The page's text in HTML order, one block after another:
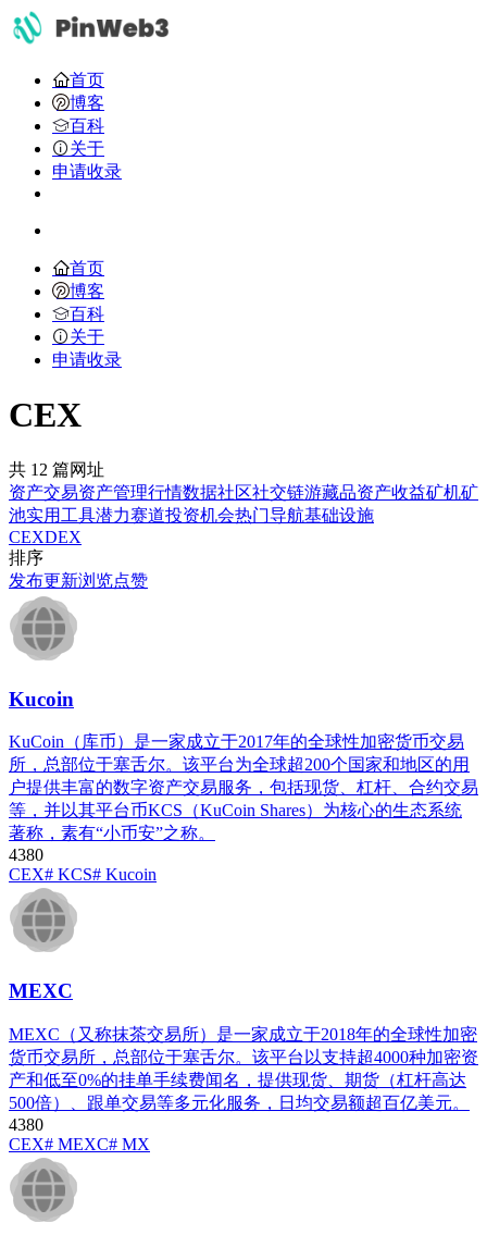
首页
博客
百科
关于
申请收录
首页
博客
百科
关于
申请收录
CEX
共 12 篇网址
资产交易资产管理行情数据社区社交链游藏品资产收益矿机矿
池实用工具潜力赛道投资机会热门导航基础设施
CEXDEX
排序
发布更新浏览点赞
Kucoin
KuCoin（库币）是一家成立于2017年的全球性加密货币交易
所，总部位于塞舌尔。该平台为全球超200个国家和地区的用
户提供丰富的数字资产交易服务，包括现货、杠杆、合约交易
等，并以其平台币KCS（KuCoin Shares）为核心的生态系统
著称，素有“小币安”之称。
4380
CEX# KCS# Kucoin
MEXC
MEXC（又称抹茶交易所）是一家成立于2018年的全球性加密
货币交易所，总部位于塞舌尔。该平台以支持超4000种加密资
产和低至0%的挂单手续费闻名，提供现货、期货（杠杆高达
500倍）、跟单交易等多元化服务，日均交易额超百亿美元。
4380
CEX# MEXC# MX